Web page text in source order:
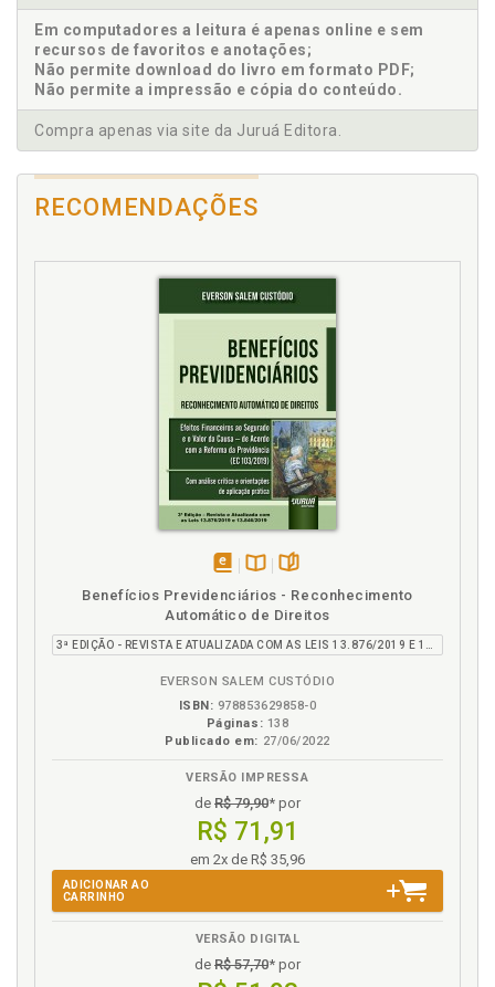
Biometria. Exigência de biometria, p. 105
Biopsicossocial. Análise biopsicossocial, p. 55
Bolsa família, p. 85
BPC. Ajustes no BPC, p. 57
Breve histórico, p. 13
C
Cadúnico, p. 53
Centros de referência, p. 99
Cessação. Auxílio-inclusão, p. 70
Conceito de assistência social, p. 19
Concessão tardia. Dano moral, p. 78
Concessão. Características pecuniárias, p. 61
Conselho pleno. Procedimento administrativo, p. 52
Constitucionalidade. Nuanças jurídicas, p. 37
Contribuição facultativa, p. 107
Crimes previdenciários, p. 45
Dano moral, p. 77
Data do início. Auxílio-inclusão, p. 70
Deficiência. Pessoa com deficiência, p. 63
Deficiência. Prova dos requisitos, p. 82
Descabimento. Nuanças jurídicas, p. 38
Descontos após o óbito. Empréstimo consignado, p.
Dignidade humana. Princípios suscitados, p. 40
Dinâmica do benefício, p. 49
Direito adquirido. Fases do benefício, p. 35
Direito. Fases do benefício, p. 35
Dívidas previdenciárias. Retenções permitidas, p. 44
Doutrina nacional, p. 87
Em computadores a leitura é apenas online e sem
recursos de favoritos e anotações;
Não permite download do livro em formato PDF;
Não permite a impressão e cópia do conteúdo.
Compra apenas via site da Juruá Editora.
RECOMENDAÇÕES
disponível
em
Disponível
na
páginas
Benefícios Previdenciários - Reconhecimento
Automático de Direitos
3ª EDIÇÃO - REVISTA E ATUALIZADA COM AS LEIS 13.876/2019 E 13.846/2019
EVERSON SALEM CUSTÓDIO
ISBN: 978853629858-0
Páginas: 138
Publicado em: 27/06/2022
VERSÃO IMPRESSA
de R$ 79,90* por
R$ 71,91
em 2x de R$ 35,96
ADICIONAR AO
CARRINHO
VERSÃO DIGITAL
de R$ 57,70* por